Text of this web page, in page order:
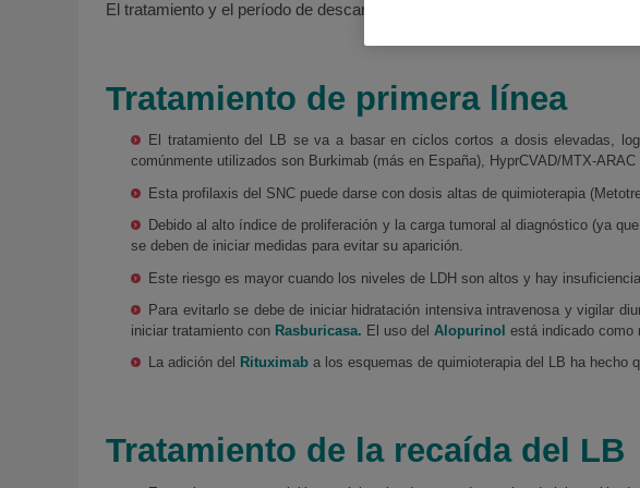
El tratamiento y el período de descanso constituyen un ciclo de
Tratamiento de primera línea
El tratamiento del LB se va a basar en ciclos cortos a dosis elevadas,
comúnmente utilizados son Burkimab (más en España), HyprCVAD/MTX-
Esta profilaxis del SNC puede darse con dosis altas de quimioterapia
Debido al alto índice de proliferación y la carga tumoral al diagnóstico (ya
se deben de iniciar medidas para evitar su aparición.
Este riesgo es mayor cuando los niveles de LDH son altos y hay
Para evitarlo se debe de iniciar hidratación intensiva intravenosa y vigilar
iniciar tratamiento con Rasburicasa. El uso delAlopurinolestá indicado como
La adición del Rituximab a los esquemas de quimioterapia del LB ha hecho
Tratamiento de la recaída del LB